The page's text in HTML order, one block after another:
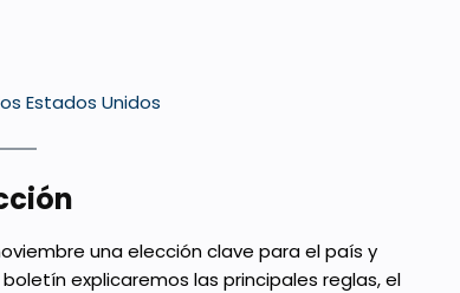
Estados Unidos
una elección clave para el país y
explicaremos las principales reglas, el